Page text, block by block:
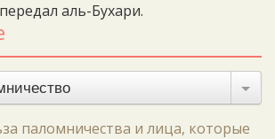
аль-Бухари.
паломничества и лица, которые